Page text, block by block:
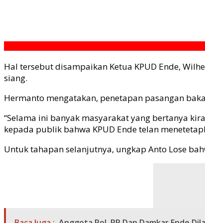
Hal tersebut disampaikan Ketua KPUD Ende,
siang.
Hermanto mengatakan, penetapan pasangan
“Selama ini banyak masyarakat yang bertanya
kepada publik bahwa KPUD Ende telan
Untuk tahapan selanjutnya, ungkap Anto Lose